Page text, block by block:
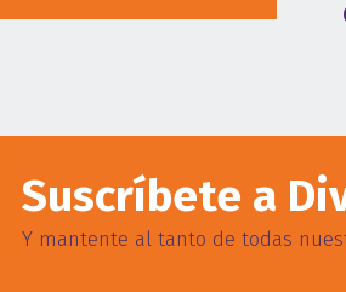
Suscríbete a
Y mantente al tanto de todas